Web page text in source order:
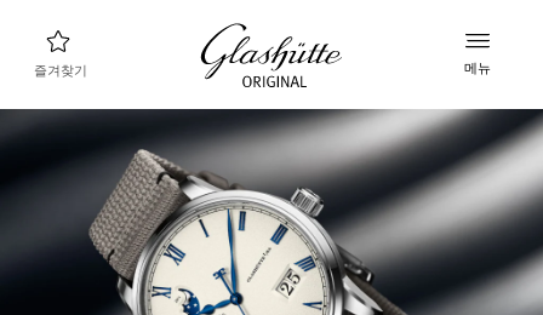
즐겨찾기 메뉴
나에게 맞는 시계 찾기 새로운 컬렉션
컬렉션
컬렉션 살펴보기